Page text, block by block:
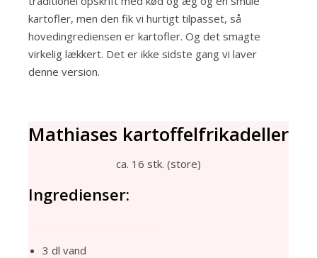
kartofler, men den fik vi hurtigt tilpasset, så
hovedingrediensen er kartofler. Og det smagte
virkelig lækkert. Det er ikke sidste gang vi laver
denne version.
Mathiases kartoffelfrikadeller
ca. 16 stk. (store)
Ingredienser:
3 dl vand